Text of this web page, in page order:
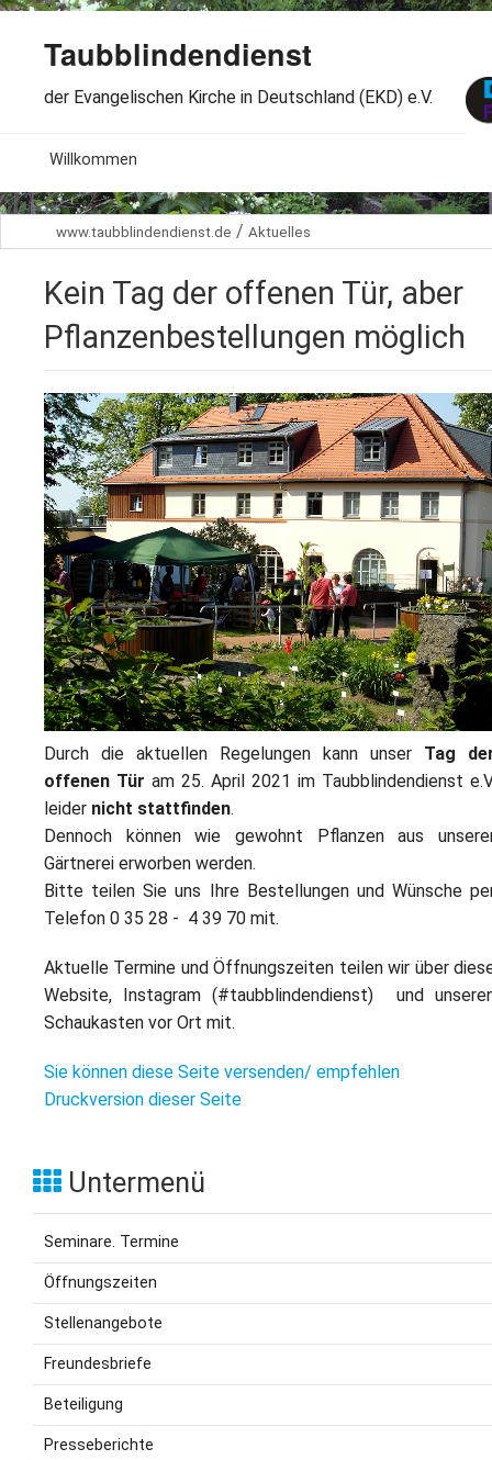
Taubblindendienst
der Evangelischen Kirche in Deutschland (EKD) e.V.
Willkommen
Aktuelles
Arbeitsbereiche
Dabeisein
Kontakt
www.taubblindendienst.de / Aktuelles
Kein Tag der offenen Tür, aber
Pflanzenbestellungen möglich
Durch die aktuellen Regelungen kann unser Tag
offenen Tür am 25. April 2021 im Taubblindendienst
leider nicht stattfinden.
Dennoch können wie gewohnt Pflanzen aus
Gärtnerei erworben werden.
Bitte teilen Sie uns Ihre Bestellungen und Wünsche
Telefon 0 35 28 - 4 39 70 mit.
Aktuelle Termine und Öffnungszeiten teilen wir über
Website, Instagram (#taubblindendienst) und
Schaukasten vor Ort mit.
Sie können diese Seite versenden/ empfehlen
Druckversion dieser Seite
Untermenü
Seminare. Termine
Öffnungszeiten
Stellenangebote
Freundesbriefe
Beteiligung
Presseberichte